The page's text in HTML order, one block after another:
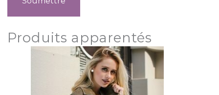
Produits apparentés